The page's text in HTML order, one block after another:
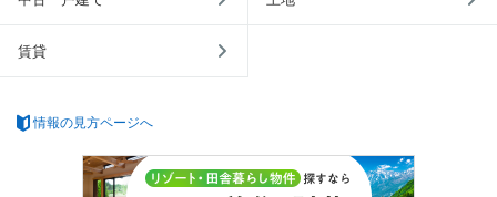
賃貸
情報の見方ページへ